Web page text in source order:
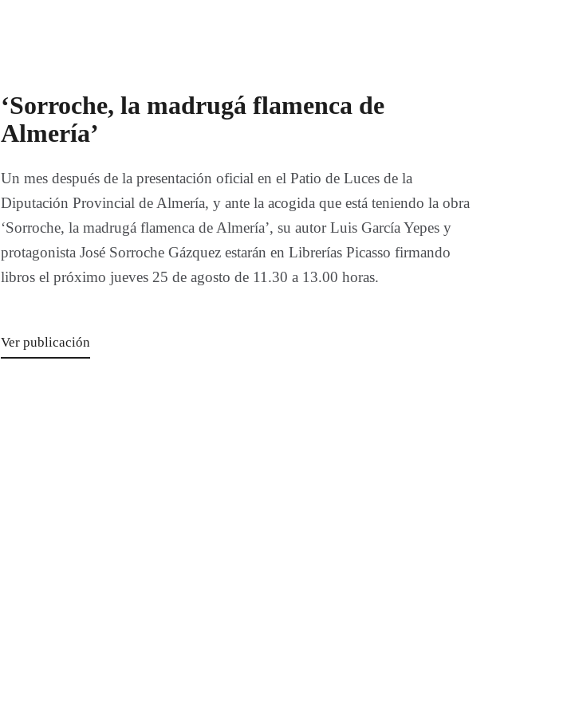
‘Sorroche, la madrugá flamenca de
Almería’
Un mes después de la presentación oficial en el Patio de Luces de la
Diputación Provincial de Almería, y ante la acogida que está teniendo la obra
‘Sorroche, la madrugá flamenca de Almería’, su autor Luis García Yepes y
protagonista José Sorroche Gázquez estarán en Librerías Picasso firmando
libros el próximo jueves 25 de agosto de 11.30 a 13.00 horas.
Ver publicación